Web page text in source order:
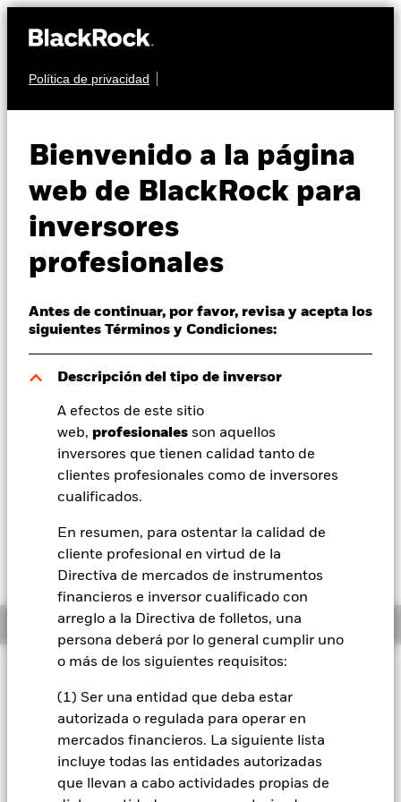
Política de privacidad
Bienvenido a la página
web de BlackRock para
inversores
profesionales
Antes de continuar, por favor, revisa y acepta los
siguientes Términos y Condiciones:
Descripción del tipo de inversor
A efectos de este sitio
web, profesionales son aquellos
inversores que tienen calidad tanto de
clientes profesionales como de inversores
cualificados.
En resumen, para ostentar la calidad de
cliente profesional en virtud de la
Directiva de mercados de instrumentos
financieros e inversor cualificado con
arreglo a la Directiva de folletos, una
persona deberá por lo general cumplir uno
o más de los siguientes requisitos:
(1) Ser una entidad que deba estar
autorizada o regulada para operar en
mercados financieros. La siguiente lista
incluye todas las entidades autorizadas
que llevan a cabo actividades propias de
Perspectivas
Visión de mercado
Educación
Profesionales
España
Change location
BlackRock
iShares
Nuestra compañía
Markets Blended Bond
Fund
USD 15,64
Variación del valor liquidativo a 07 ago 2026
USD 0,03 (0,19%)
Morningstar Rating
Información general
Filosofía de inversión
El Fondo tiene por objetivo maximizar la rentabilidad de su
inversión a través de una combinación de revalorización del
capital y rendimientos de los activos del Fondo, de forma
gobierno corporativo (ESG) y de inversión sostenible
aplicados a la inversión. El Fondo se gestiona de forma activa